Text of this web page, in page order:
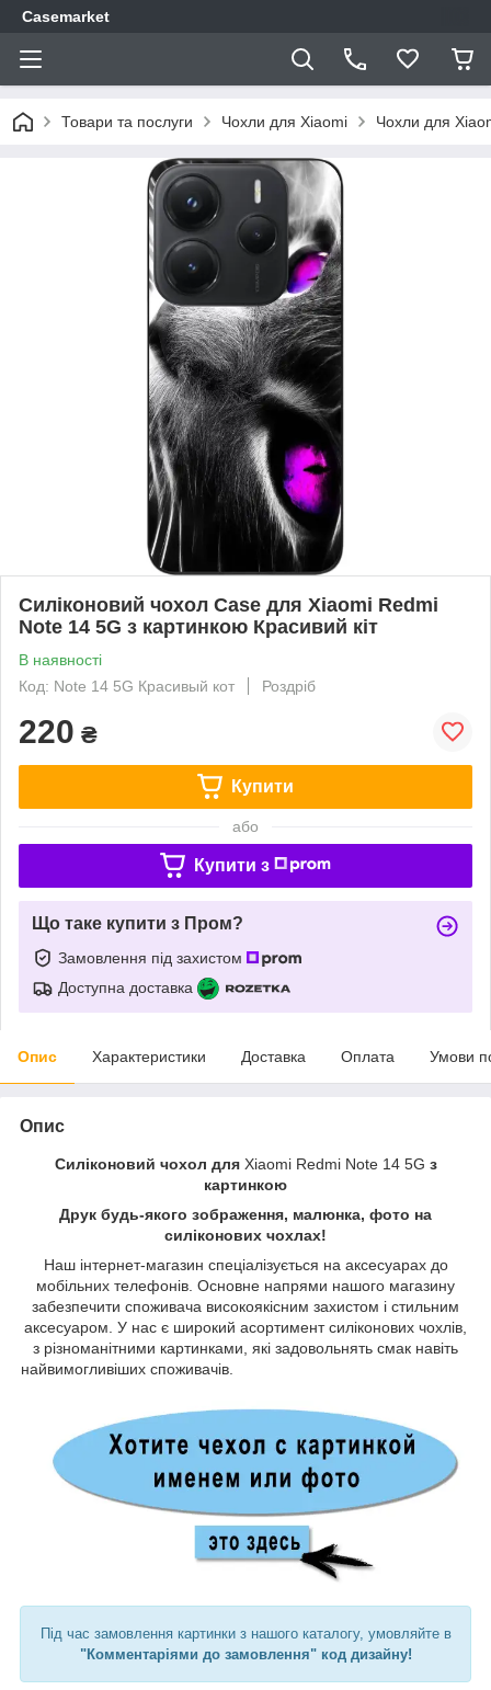
Casemarket
Товари та послуги Чохли для Xiaomi Чохли для
Силіконовий чохол Case для Xiaomi Redmi
Note 14 5G з картинкою Красивий кіт
В наявності
Код: Note 14 5G Красивый кот
Роздріб
220 ₴
Купити
або
Купити з
Що таке купити з Пром?
Замовлення під захистом
Доступна доставка
Опис Характеристики Доставка Оплата Умови
Опис
Силіконовий чохол для Xiaomi Redmi Note 14 5G з
картинкою
Друк будь-якого зображення, малюнка, фото на
силіконових чохлах!
Наш інтернет-магазин спеціалізується на аксесуарах до
мобільних телефонів. Основне напрями нашого магазину
забезпечити споживача високоякісним захистом і стильним
аксесуаром. У нас є широкий асортимент силіконових чохлів,
з різноманітними картинками, які задовольнять смак навіть
найвимогливіших споживачів.
Під час замовлення картинки з нашого каталогу, умовляйте в
"Комментаріями до замовлення" код дизайну!